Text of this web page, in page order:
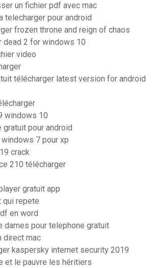
un fichier pdf avec mac
telecharger pour android
frozen throne and reign of chaos
dead 2 for windows 10
video
télécharger latest version for android
windows 10
pour android
7 pour xp
crack
210 télécharger
gratuit app
qui repete
en word
dames pour telephone gratuit
direct mac
kaspersky internet security 2019
et le pauvre les héritiers